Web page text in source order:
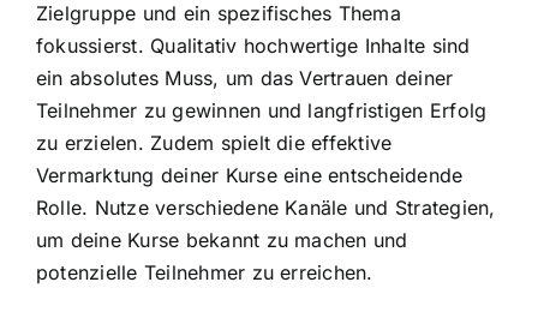
Zielgruppe und ein spezifisches Thema
fokussierst. Qualitativ hochwertige Inhalte sind
ein absolutes Muss, um das Vertrauen deiner
Teilnehmer zu gewinnen und langfristigen Erfolg
zu erzielen. Zudem spielt die effektive
Vermarktung deiner Kurse eine entscheidende
Rolle. Nutze verschiedene Kanäle und Strategien,
um deine Kurse bekannt zu machen und
potenzielle Teilnehmer zu erreichen.